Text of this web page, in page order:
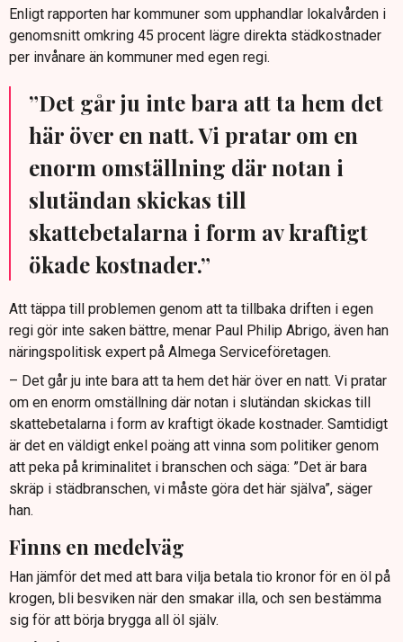
Enligt rapporten har kommuner som upphandlar lokalvården i
genomsnitt omkring 45 procent lägre direkta städkostnader
per invånare än kommuner med egen regi.
”Det går ju inte bara att ta hem det
här över en natt. Vi pratar om en
enorm omställning där notan i
slutändan skickas till
skattebetalarna i form av kraftigt
ökade kostnader.”
Att täppa till problemen genom att ta tillbaka driften i egen
regi gör inte saken bättre, menar Paul Philip Abrigo, även han
näringspolitisk expert på Almega Serviceföretagen.
– Det går ju inte bara att ta hem det här över en natt. Vi pratar
om en enorm omställning där notan i slutändan skickas till
skattebetalarna i form av kraftigt ökade kostnader. Samtidigt
är det en väldigt enkel poäng att vinna som politiker genom
att peka på kriminalitet i branschen och säga: ”Det är bara
skräp i städbranschen, vi måste göra det här själva”, säger
han.
Finns en medelväg
Han jämför det med att bara vilja betala tio kronor för en öl på
krogen, bli besviken när den smakar illa, och sen bestämma
sig för att börja brygga all öl själv.